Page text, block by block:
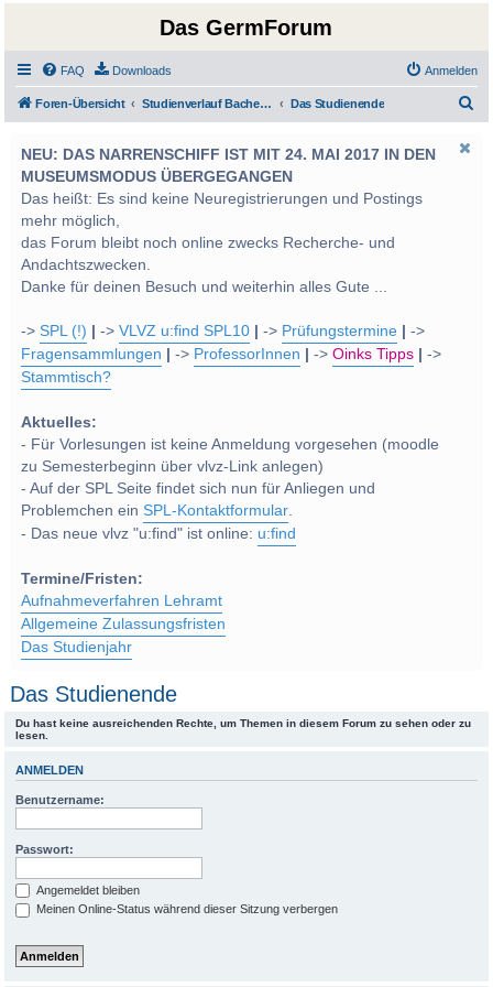
Das GermForum
FAQ Downloads Anmelden
Foren-Übersicht Studienverlauf Bachelor-/Masterstudien sowie UF Deutsch Das Studienende
NEU: DAS NARRENSCHIFF IST MIT 24. MAI 2017 IN DEN
MUSEUMSMODUS ÜBERGEGANGEN
Das heißt: Es sind keine Neuregistrierungen und Postings
mehr möglich,
das Forum bleibt noch online zwecks Recherche- und
Andachtszwecken.
Danke für deinen Besuch und weiterhin alles Gute ...
->SPL (!) ->VLVZ u:find SPL10 -> Prüfungstermine
->
Fragensammlungen
-> ProfessorInnen ->Oinks Tipps
->
Stammtisch?
Aktuelles:
- Für Vorlesungen ist keine Anmeldung vorgesehen (moodle
zu Semesterbeginn über vlvz-Link anlegen)
- Auf der SPL Seite findet sich nun für Anliegen und
Problemchen einSPL-Kontaktformular.
- Das neue vlvz "u:find" ist online: u:find
Termine/Fristen:
Aufnahmeverfahren Lehramt
Allgemeine Zulassungsfristen
Das Studienjahr
Das Studienende
Du hast keine ausreichenden Rechte, um Themen in diesem Forum zu sehen oder zu
lesen.
ANMELDEN
Benutzername:
Passwort:
Angemeldet bleiben
Meinen Online-Status während dieser Sitzung verbergen